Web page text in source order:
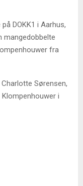
DOKK1 i Aarhus,
mangedobbelte
fra
Sørensen,
i